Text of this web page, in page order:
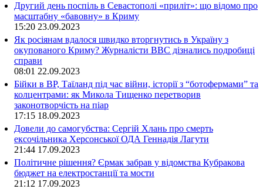
Другий день поспіль в Севастополі «приліт»: що відомо про
масштабну «бавовну» в Криму
15:20 23.09.2023
Як росіянам вдалося швидко вторгнутись в Україну з
окупованого Криму? Журналісти ВВС дізнались подробиці
справи
08:01 22.09.2023
Бійки в ВР, Таїланд під час війни, історії з “ботофермами” та
колцентрами: як Микола Тищенко перетворив
законотворчість на піар
17:15 18.09.2023
Довели до самогубства: Сергій Хлань про смерть
ексочільника Херсонської ОДА Геннадія Лагути
21:44 17.09.2023
Політичне рішення? Єрмак забрав у відомства Кубракова
бюджет на електростанції та мости
21:12 17.09.2023